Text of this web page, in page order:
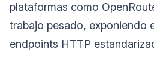
plataformas como
trabajo pesado, exponiendo
endpoints HTTP